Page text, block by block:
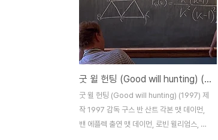
굿 윌 헌팅 (Good will hunting) (1997)
굿 윌 헌팅 (Good will hunting) (1997) 제
작 1997 감독 구스 반 산트 각본 맷 데이먼,
밴 에플렉 출연 맷 데이먼, 로빈 윌리엄스, 밴